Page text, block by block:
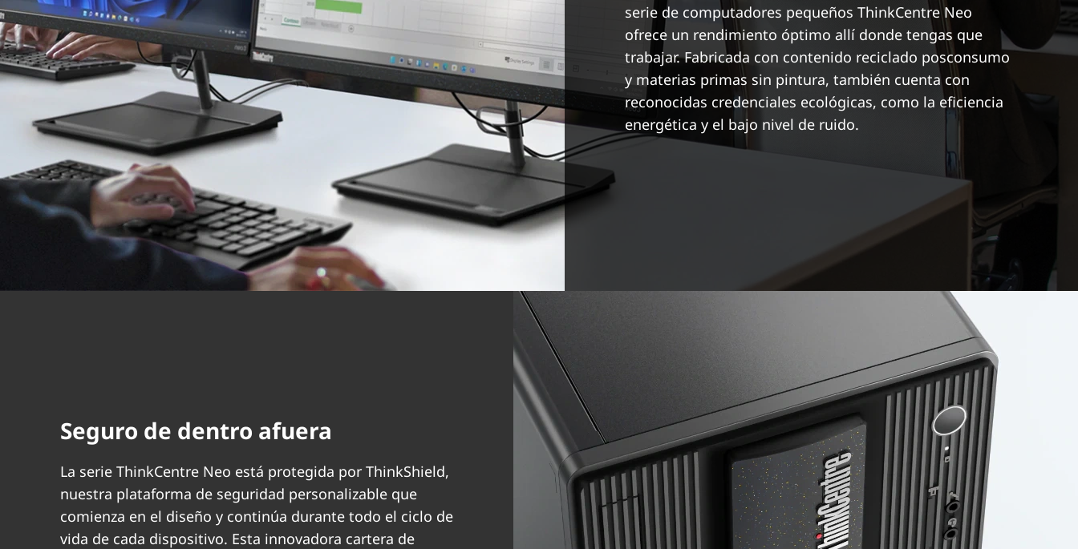
serie de computadores pequeños ThinkCentre Neo
ofrece un rendimiento óptimo allí donde tengas que
trabajar. Fabricada con contenido reciclado posconsumo
y materias primas sin pintura, también cuenta con
reconocidas credenciales ecológicas, como la eficiencia
energética y el bajo nivel de ruido.
Seguro de dentro afuera
La serie ThinkCentre Neo está protegida por ThinkShield,
nuestra plataforma de seguridad personalizable que
comienza en el diseño y continúa durante todo el ciclo de
vida de cada dispositivo. Esta innovadora cartera de